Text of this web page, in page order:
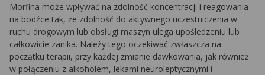
Morfina może wpływać na zdolność koncentracji i reagowania
na bodźce tak, że zdolność do aktywnego uczestniczenia w
ruchu drogowym lub obsługi maszyn ulega upośledzeniu lub
całkowicie zanika. Należy tego oczekiwać zwłaszcza na
początku terapii, przy każdej zmianie dawkowania, jak również
w połączeniu z alkoholem, lekami neuroleptycznymi i